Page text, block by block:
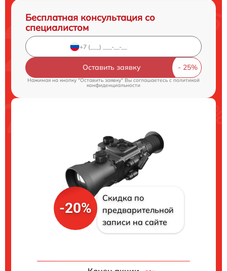
Бесплатная консультация со
специалистом
Оставить заявку
Нажимая на кнопку "Оставить заявку" Вы соглашаетесь c политикой
конфиденциальности
-20%
Скидка по
предварительной
записи на сайте